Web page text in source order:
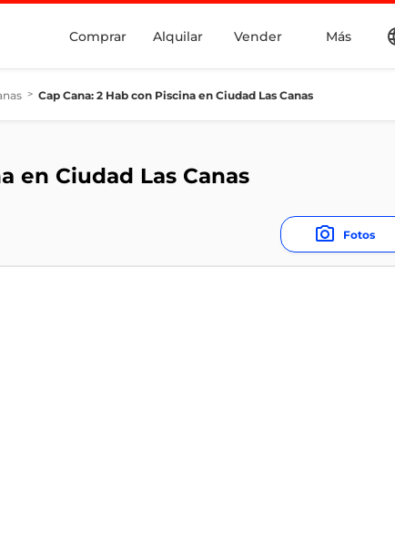
Comprar Alquilar Vender Más
> Cap Cana: 2 Hab con Piscina en Ciudad Las Canas
en Ciudad Las Canas
Fotos